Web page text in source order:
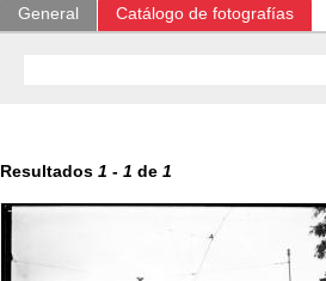
General Catálogo de fotografías
Resultados 1 - 1 de 1